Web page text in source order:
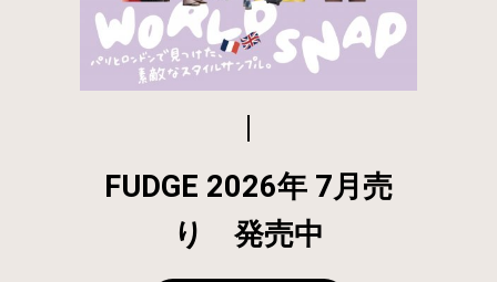
FUDGE 2026年 7月売
り 発売中